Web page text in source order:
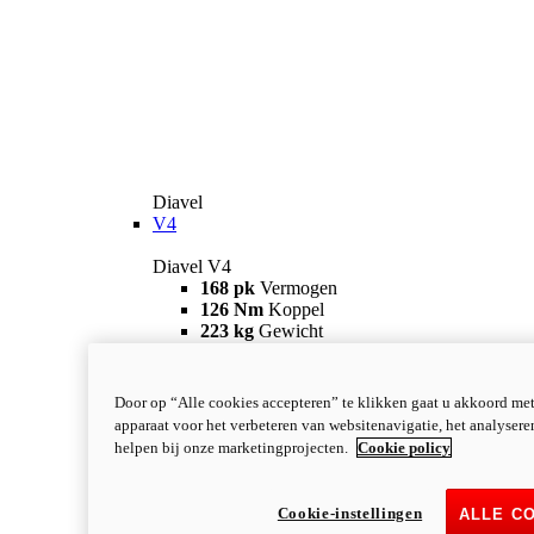
Diavel
V4
Diavel V4
168 pk Vermogen
126 Nm Koppel
223 kg Gewicht
newV4 RS
Diavel V4 RS
182 pkVERMOGEN
i
Door op “Alle cookies accepteren” te klikken gaat u akkoord
apparaat voor het verbeteren van websitenavigatie, het
helpen bij onze marketingprojecten.
Cookie policy
ALLE
Cookie-instellingen